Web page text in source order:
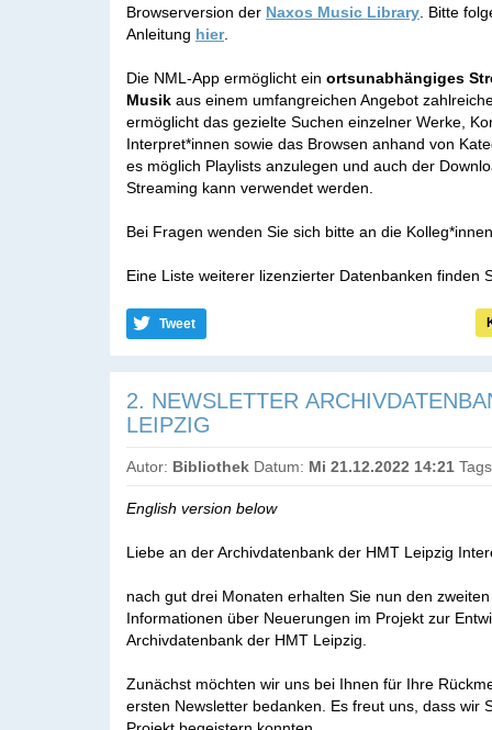
Browserversion der Naxos Music Library . Bitte
Anleitung hier.
Die NML-App ermöglicht ein ortsunabhängiges
Musik aus einem umfangreichen Angebot
ermöglicht das gezielte Suchen einzelner Werke,
Interpret*innen sowie das Browsen anhand von
es möglich Playlists anzulegen und auch der
Streaming kann verwendet werden.
Bei Fragen wenden Sie sich bitte an die
Eine Liste weiterer lizenzierter Datenbanken finden
Tweet
2. NEWSLETTER
LEIPZIG
Autor: Bibliothek Datum: Mi 21.12.2022 14:21
English version below
Liebe an der Archivdatenbank der HMT Leipzig
nach gut drei Monaten erhalten Sie nun den
Informationen über Neuerungen im Projekt zur
Archivdatenbank der HMT Leipzig.
Zunächst möchten wir uns bei Ihnen für Ihre
ersten Newsletter bedanken. Es freut uns, dass wir